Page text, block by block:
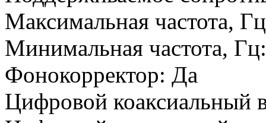
Максимальная частота,
Минимальная частота,
Фонокорректор: Да
Цифровой коаксиальный